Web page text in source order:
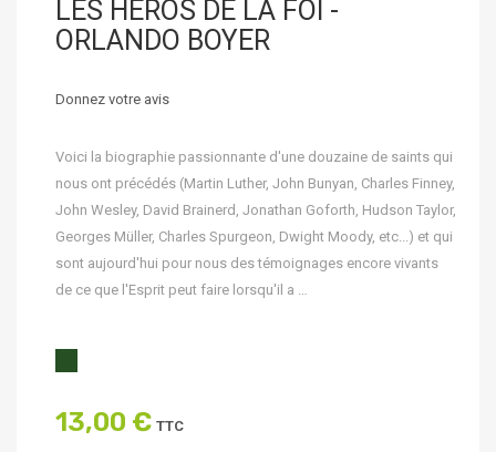
LES HÉROS DE LA FOI -
ORLANDO BOYER
Donnez votre avis
Voici la biographie passionnante d'une douzaine de saints qui
nous ont précédés (Martin Luther, John Bunyan, Charles Finney,
John Wesley, David Brainerd, Jonathan Goforth, Hudson Taylor,
Georges Müller, Charles Spurgeon, Dwight Moody, etc...) et qui
sont aujourd'hui pour nous des témoignages encore vivants
de ce que l'Esprit peut faire lorsqu'il a …
13,00 € TTC